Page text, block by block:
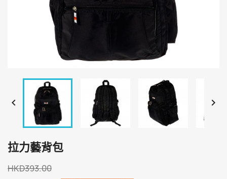
 
拉力藝背包
HKD393.00